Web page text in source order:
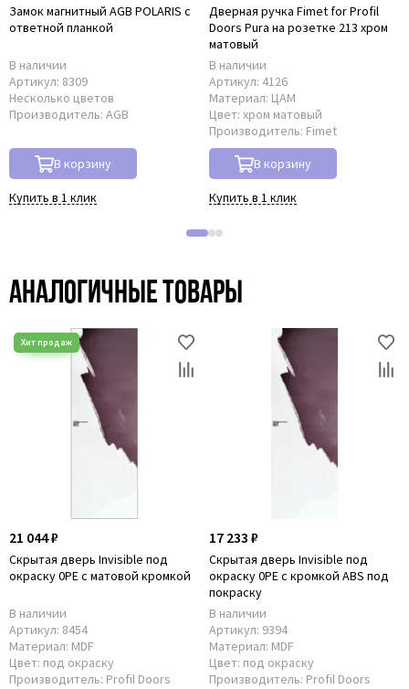
Замок магнитный AGB POLARIS с
ответной планкой
В наличии
Артикул: 8309
Несколько цветов
Производитель: AGB
В корзину
Купить в 1 клик
Дверная ручка Fimet for Рrofil
Doors Pura на розетке 213 хром
матовый
В наличии
Артикул: 4126
Материал: ЦАМ
Цвет: хром матовый
Производитель: Fimet
В корзину
Купить в 1 клик
Аналогичные товары
21 044 ₽
Скрытая дверь Invisible под
окраску 0PE с матовой кромкой
В наличии
Артикул: 8454
Материал: MDF
Цвет: под окраску
Производитель: Profil Doors
17 233 ₽
Скрытая дверь Invisible под
окраску 0PE с кромкой ABS под
покраску
В наличии
Артикул: 9394
Материал: MDF
Цвет: под окраску
Производитель: Profil Doors